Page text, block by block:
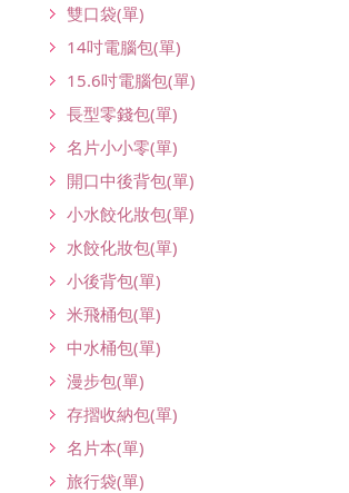
雙口袋(單)
14吋電腦包(單)
15.6吋電腦包(單)
長型零錢包(單)
名片小小零(單)
開口中後背包(單)
小水餃化妝包(單)
水餃化妝包(單)
小後背包(單)
米飛桶包(單)
中水桶包(單)
漫步包(單)
存摺收納包(單)
名片本(單)
旅行袋(單)